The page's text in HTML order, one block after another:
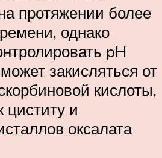
протяжении более
однако
pH
закисляться от
кислоты,
циститу и
оксалата